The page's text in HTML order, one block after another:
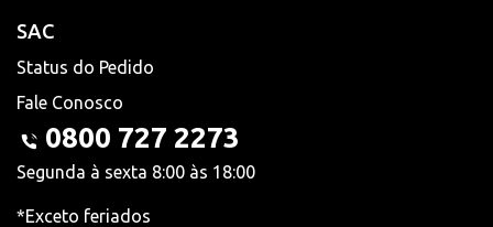
SAC
Status do Pedido
Fale Conosco
0800 727 2273
Segunda à sexta 8:00 às 18:00
*Exceto feriados